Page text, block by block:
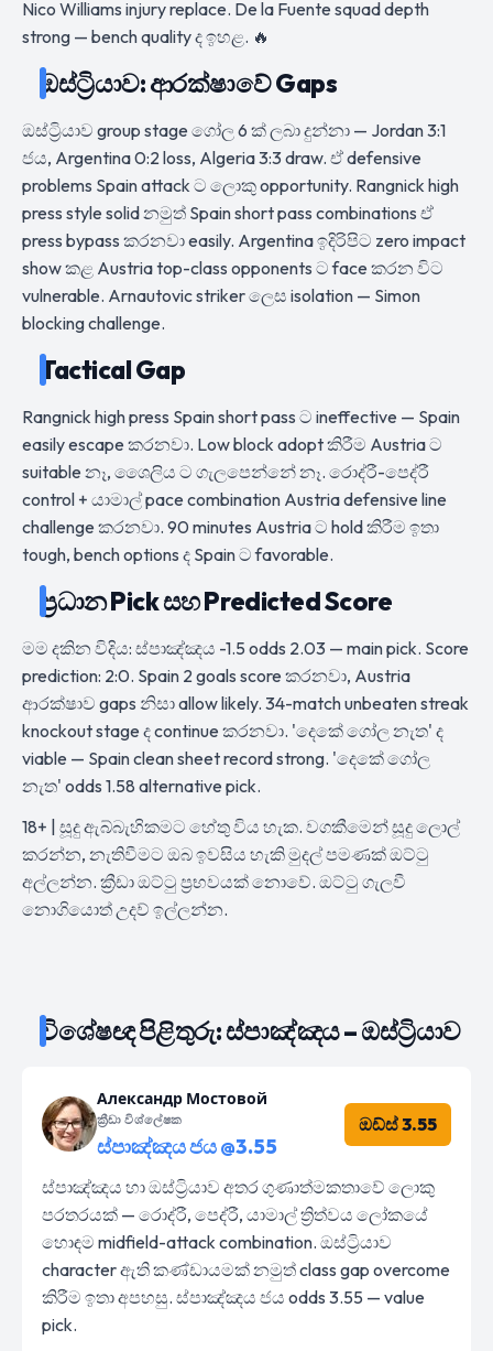
Nico Williams injury replace. De la Fuente squad depth
strong — bench quality ද ඉහළ. 🔥
ඔස්ට්‍රියාව: ආරක්ෂාවේ Gaps
ඔස්ට්‍රියාව group stage ගෝල 6 ක් ලබා දුන්නා — Jordan 3:1
ජය, Argentina 0:2 loss, Algeria 3:3 draw. ඒ defensive
problems Spain attack ට ලොකු opportunity. Rangnick high
press style solid නමුත් Spain short pass combinations ඒ
press bypass කරනවා easily. Argentina ඉදිරිපිට zero impact
show කළ Austria top-class opponents ට face කරන විට
vulnerable. Arnautovic striker ලෙස isolation — Simon
blocking challenge.
Tactical Gap
Rangnick high press Spain short pass ට ineffective — Spain
easily escape කරනවා. Low block adopt කිරීම Austria ට
suitable නෑ, ශෛලිය ට ගැලපෙන්නේ නෑ. රොද්රී-පෙද්රී
control + යාමාල් pace combination Austria defensive line
challenge කරනවා. 90 minutes Austria ට hold කිරීම ඉතා
tough, bench options ද Spain ට favorable.
ප්‍රධාන Pick සහ Predicted Score
මම දකින විදිය: ස්පාඤ්ඤය -1.5 odds 2.03 — main pick. Score
prediction: 2:0. Spain 2 goals score කරනවා, Austria
ආරක්ෂාව gaps නිසා allow likely. 34-match unbeaten streak
knockout stage ද continue කරනවා. 'දෙකේ ගෝල නැත' ද
viable — Spain clean sheet record strong. 'දෙකේ ගෝල
නැත' odds 1.58 alternative pick.
18+ | සූදු ඇබ්බැහිකමට හේතු විය හැක. වගකීමෙන් සූදු ලොල්
කරන්න, නැතිවීමට ඔබ ඉවසිය හැකි මුදල් පමණක් ඔට්ටු
අල්ලන්න. ක්‍රීඩා ඔට්ටු ප්‍රභවයක් නොවේ. ඔට්ටු ගැලවී
නොගියොත් උදව් ඉල්ලන්න.
විශේෂඥ පිළිතුරු: ස්පාඤ්ඤය – ඔස්ට්‍රියාව
Александр Мостовой
ක්‍රීඩා විශ්ලේෂක
ස්පාඤ්ඤය ජය @3.55
ඔඩ්ස් 3.55
ස්පාඤ්ඤය හා ඔස්ට්‍රියාව අතර ගුණාත්මකතාවේ ලොකු
පරතරයක් — රොද්රී, පෙද්රී, යාමාල් ත්‍රිත්වය ලෝකයේ
හොඳම midfield-attack combination. ඔස්ට්‍රියාව
character ඇති කණ්ඩායමක් නමුත් class gap overcome
කිරීම ඉතා අපහසු. ස්පාඤ්ඤය ජය odds 3.55 — value
pick.